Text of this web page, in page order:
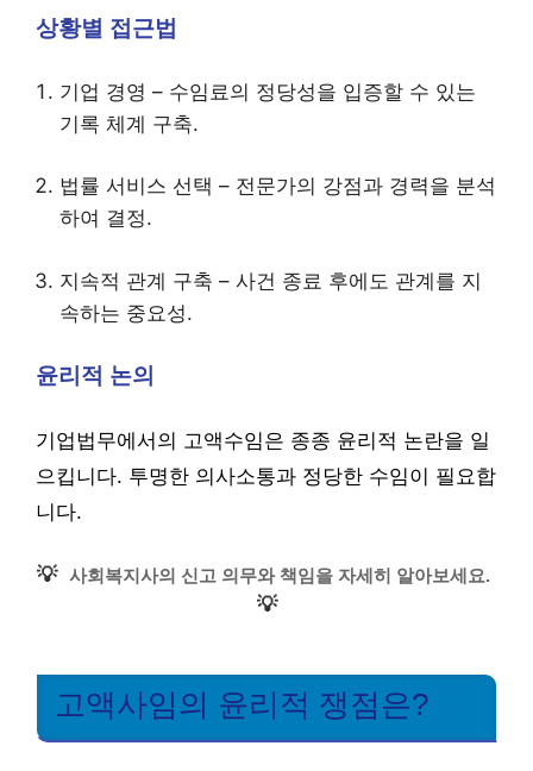
상황별 접근법
기업 경영 – 수임료의 정당성을 입증할 수 있는
기록 체계 구축.
법률 서비스 선택 – 전문가의 강점과 경력을 분석
하여 결정.
지속적 관계 구축 – 사건 종료 후에도 관계를 지
속하는 중요성.
윤리적 논의
기업법무에서의 고액수임은 종종 윤리적 논란을 일
으킵니다. 투명한 의사소통과 정당한 수임이 필요합
니다.
💡 사회복지사의 신고 의무와 책임을 자세히 알아보세요.
💡
고액사임의 윤리적 쟁점은?